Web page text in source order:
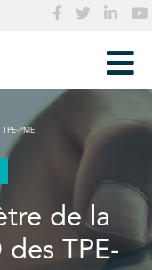
PME
de la
TPE-